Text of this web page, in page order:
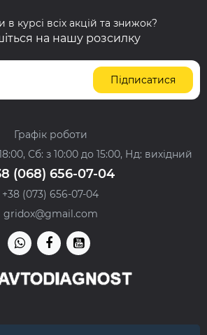
в курсі всіх акцій та знижок?
на нашу розсилку
Підписатися
Графік роботи
Пн-Пт: з 09:00 до 18:00, Сб: з 10:00 до 15:00, Нд: вихідний
(068) 656-07-04
+38 (073) 656-07-04
gridox@gmail.com